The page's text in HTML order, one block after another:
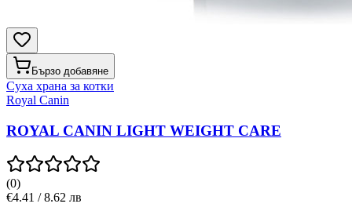
Бързо добавяне
Суха храна за котки
Royal Canin
ROYAL CANIN LIGHT WEIGHT CARE
(0)
€4.41 / 8.62 лв